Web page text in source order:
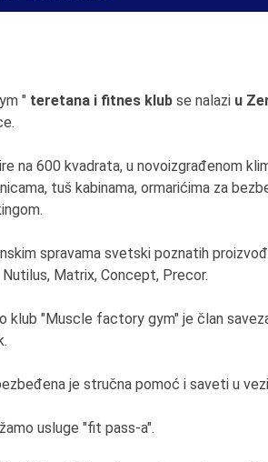
" teretana i fitnes klub se nalazi u
na 600 kvadrata, u novoizgrađenom
tuš kabinama, ormarićima za
spravama svetski poznatih
Matrix, Concept, Precor.
klub "Muscle factory gym" je član
je stručna pomoć i saveti u
usluge "fit pass-a".